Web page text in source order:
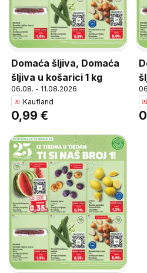
Domaća šljiva, Domaća
šljiva u košarici 1 kg
06.08. - 11.08.2026
Kaufland
0,99 €